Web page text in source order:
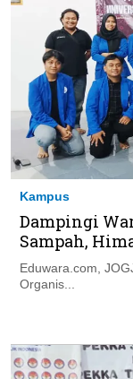
Kampus
Dampingi
Sampah,
Eduwara.com,
Organis...